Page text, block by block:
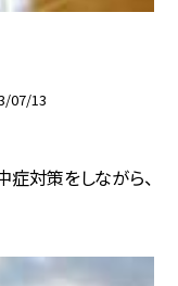
07/13
対策をしながら、